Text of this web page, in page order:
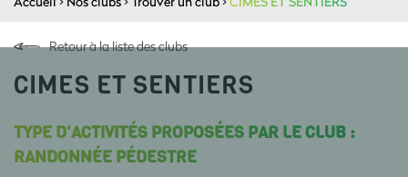
Retour à la liste des clubs
CIMES ET SENTIERS
TYPE D'ACTIVITÉS PROPOSÉES PAR LE CLUB :
RANDONNÉE PÉDESTRE